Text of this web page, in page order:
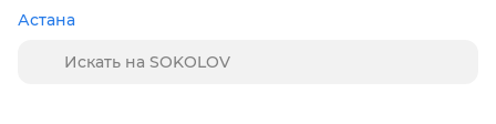
Астана